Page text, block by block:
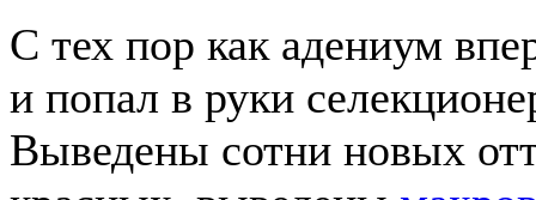
С тех пор как адениум
и попал в руки
Выведены сотни новых